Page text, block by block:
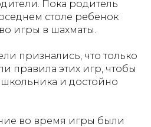
Пока родитель
столе ребенок
игры в шахматы.
признались, что только
правила этих игр, чтобы
и достойно
во время игры были